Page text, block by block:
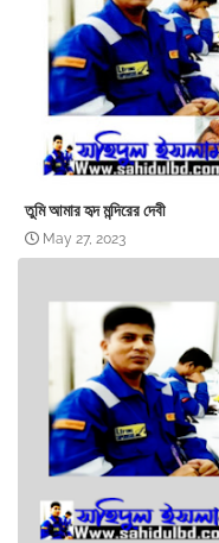
তুমি আমার হৃদ মন্দিরের দেবী
May 27, 2023